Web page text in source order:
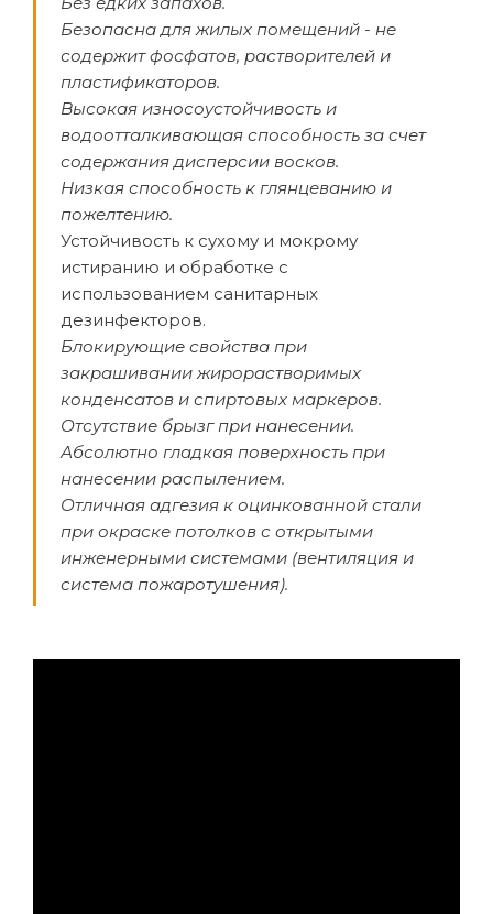
Безопасна для жилых помещений - не
содержит фосфатов, растворителей и
пластификаторов.
Высокая износоустойчивость и
водоотталкивающая способность за счет
содержания дисперсии восков.
Низкая способность к глянцеванию и
пожелтению.
Устойчивость к сухому и мокрому
истиранию и обработке с
использованием санитарных
дезинфекторов.
Блокирующие свойства при
закрашивании жирорастворимых
конденсатов и спиртовых маркеров.
Отсутствие брызг при нанесении.
Абсолютно гладкая поверхность при
нанесении распылением.
Отличная адгезия к оцинкованной стали
при окраске потолков с открытыми
инженерными системами (вентиляция и
система пожаротушения).